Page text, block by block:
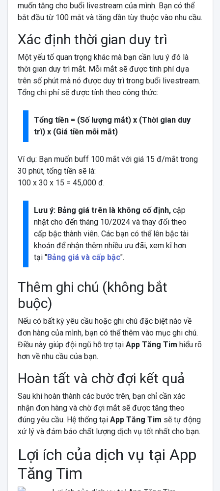
muốn tăng cho buổi livestream của mình. Bạn có thể
bắt đầu từ 100 mắt và tăng dần tùy thuộc vào nhu cầu.
Xác định thời gian duy trì
Một yếu tố quan trọng khác mà bạn cần lưu ý đó là
thời gian duy trì mắt. Mỗi mắt sẽ được tính phí dựa
trên số phút mà nó được duy trì trong buổi livestream.
Tổng chi phí sẽ được tính theo công thức:
Tổng tiền = (Số lượng mắt) x (Thời gian duy
trì) x (Giá tiền mỗi mắt)
Ví dụ: Bạn muốn buff 100 mắt với giá 15 đ/mắt trong
30 phút, tổng tiền sẽ là:
100 x 30 x 15 = 45,000 đ.
Lưu ý: Bảng giá trên là không cố định, cập
nhật cho đến tháng 10/2024 và thay đổi theo
cấp bậc thành viên. Các bạn có thể lên bậc tài
khoản để nhận thêm nhiều ưu đãi, xem kĩ hơn
tại "Bảng giá và cấp bậc".
Thêm ghi chú (không bắt
buộc)
Nếu có bất kỳ yêu cầu hoặc ghi chú đặc biệt nào về
đơn hàng của mình, bạn có thể thêm vào mục ghi chú.
Điều này giúp đội ngũ hỗ trợ tại App Tăng Tim hiểu rõ
hơn về nhu cầu của bạn.
Hoàn tất và chờ đợi kết quả
Sau khi hoàn thành các bước trên, bạn chỉ cần xác
nhận đơn hàng và chờ đợi mắt sẽ được tăng theo
đúng yêu cầu. Hệ thống tại App Tăng Tim sẽ tự động
xử lý và đảm bảo chất lượng dịch vụ tốt nhất cho bạn.
Lợi ích của dịch vụ tại App
Tăng Tim